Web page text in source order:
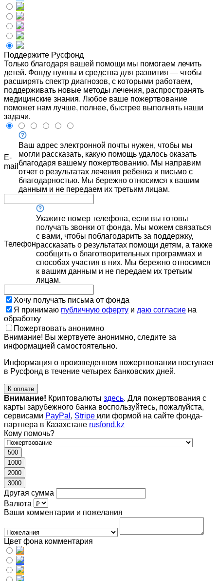
Поддержите Русфонд
Только благодаря вашей помощи мы помогаем лечить
детей. Фонду нужны и средства для развития — чтобы
расширять спектр диагнозов, с которыми работаем,
поддерживать новые методы лечения, распространять
медицинские знания. Любое ваше пожертвование
поможет нам лучше, полнее, быстрее выполнять наши
задачи.
E-
mail
Ваш адрес электронной почты нужен, чтобы мы
могли рассказать, какую помощь удалось оказать
благодаря вашему пожертвованию. Мы направим
отчет о результатах лечения ребенка и письмо с
благодарностью. Мы бережно относимся к вашим
данным и не передаем их третьим лицам.
Телефон
Укажите номер телефона, если вы готовы
получать звонки от фонда. Мы можем связаться
с вами, чтобы поблагодарить за поддержку,
рассказать о результатах помощи детям, а также
сообщить о благотворительных программах и
способах участия в них. Мы бережно относимся
к вашим данным и не передаем их третьим
лицам.
Хочу получать письма от фонда
Я принимаю публичную оферту и даю согласие на
обработку
Пожертвовать анонимно
Внимание! Вы жертвуете анонимно, следите за
информацией самостоятельно.
Информация о произведенном пожертвовании поступает
в Русфонд в течение четырех банковских дней.
К оплате
Внимание! Криптовалюты здесь. Для пожертвования с
карты зарубежного банка воспользуйтесь, пожалуйста,
сервисами PayPal , Stripe или формой на сайте фонда-
партнера в Казахстане rusfond.kz
Кому помочь?
500
1000
2000
3000
Другая сумма
Валюта
Ваши комментарии и пожелания
Цвет фона комментария